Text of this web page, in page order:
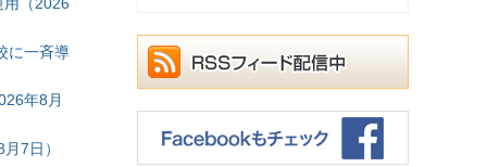
に一斉導
年8月
7日）